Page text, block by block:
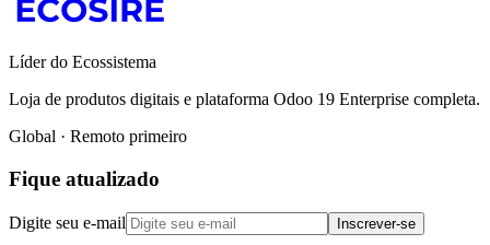
Líder do Ecossistema
Loja de produtos digitais e plataforma Odoo 19 Enterprise completa.
Global · Remoto primeiro
Fique atualizado
Digite seu e-mail Inscrever-se